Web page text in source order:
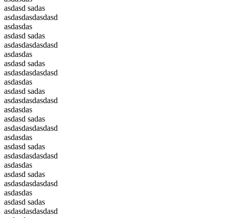
asdasd sadas
asdasdasdasdasd
asdasdas
asdasd sadas
asdasdasdasdasd
asdasdas
asdasd sadas
asdasdasdasdasd
asdasdas
asdasd sadas
asdasdasdasdasd
asdasdas
asdasd sadas
asdasdasdasdasd
asdasdas
asdasd sadas
asdasdasdasdasd
asdasdas
asdasd sadas
asdasdasdasdasd
asdasdas
asdasd sadas
asdasdasdasdasd